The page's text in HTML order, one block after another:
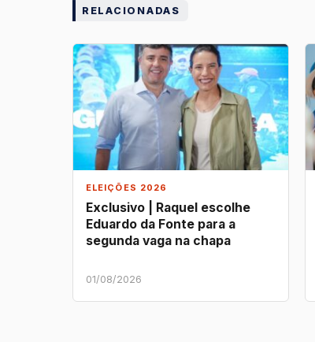
RELACIONADAS
ELEIÇÕES 2026
Exclusivo | Raquel escolhe
Eduardo da Fonte para a
segunda vaga na chapa
01/08/2026